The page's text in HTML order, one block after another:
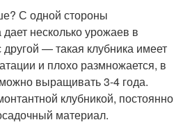
С одной стороны
несколько урожаев в
— такая клубника имеет
и плохо размножается, в
выращивать 3-4 года.
клубникой, постоянно
материал.